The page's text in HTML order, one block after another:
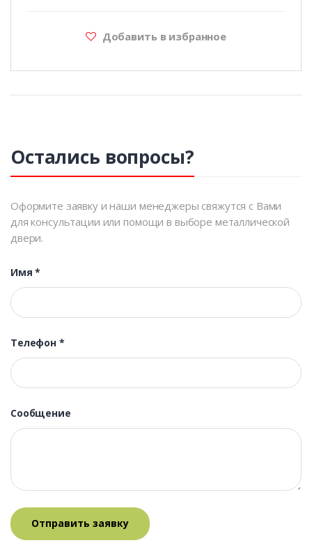
Добавить в избранное
Остались вопросы?
Оформите заявку и наши менеджеры свяжутся с Вами
для консультации или помощи в выборе металлической
двери.
Имя*
Телефон *
Сообщение